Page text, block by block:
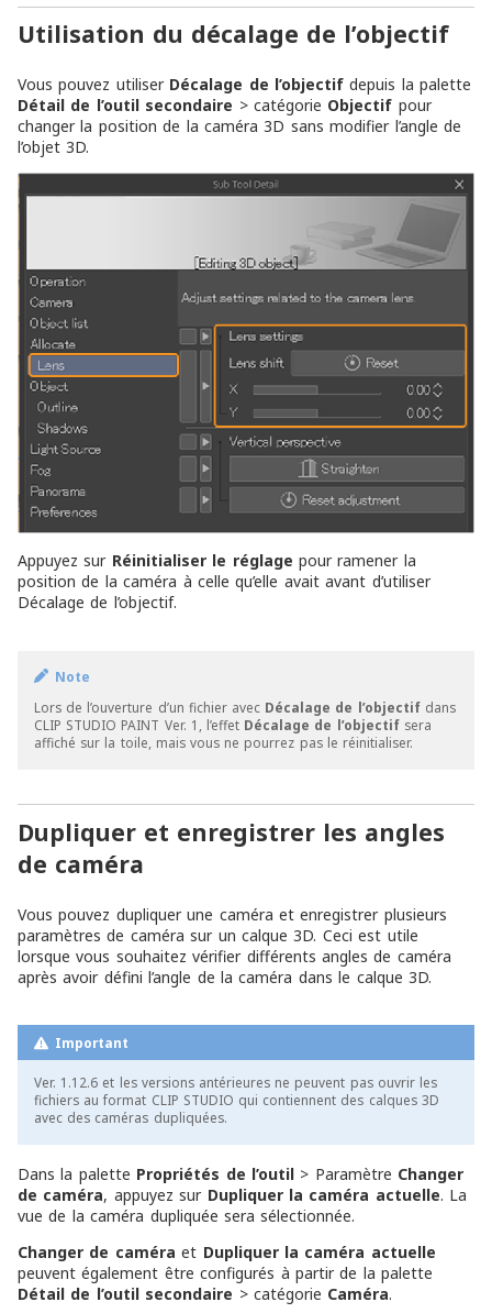
Utilisation du décalage de l’objectif
Vous pouvez utiliser Décalage de l’objectif depuis la palette
Détail de l’outil secondaire > catégorie Objectif pour
changer la position de la caméra 3D sans modifier l’angle de
l’objet 3D.
Appuyez sur Réinitialiser le réglage pour ramener la
position de la caméra à celle qu’elle avait avant d’utiliser
Décalage de l’objectif.
Note
Lors de l’ouverture d’un fichier avec Décalage de l’objectifdans
CLIP STUDIO PAINT Ver. 1, l’effet Décalage de l’objectifsera
affiché sur la toile, mais vous ne pourrez pas le réinitialiser.
Dupliquer et enregistrer les angles
de caméra
Vous pouvez dupliquer une caméra et enregistrer plusieurs
paramètres de caméra sur un calque 3D. Ceci est utile
lorsque vous souhaitez vérifier différents angles de caméra
après avoir défini l’angle de la caméra dans le calque 3D.
Important
Ver. 1.12.6 et les versions antérieures ne peuvent pas ouvrir les
fichiers au format CLIP STUDIO qui contiennent des calques 3D
avec des caméras dupliquées.
Dans la palette Propriétés de l’outil > Paramètre Changer
de caméra, appuyez sur Dupliquer la caméra actuelle. La
vue de la caméra dupliquée sera sélectionnée.
Changer de caméra et Dupliquer la caméra actuelle
peuvent également être configurés à partir de la palette
Détail de l’outil secondaire > catégorie Caméra.